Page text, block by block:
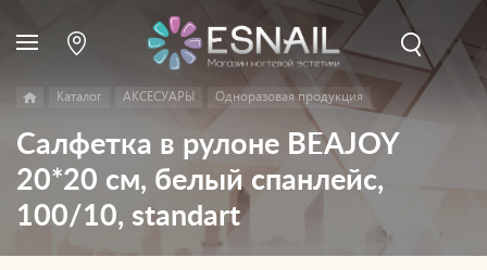
Каталог АКСЕСУАРЫ Одноразовая продукция
Салфетка в рулоне BEAJOY
20*20 см, белый спанлейс,
100/10, standart